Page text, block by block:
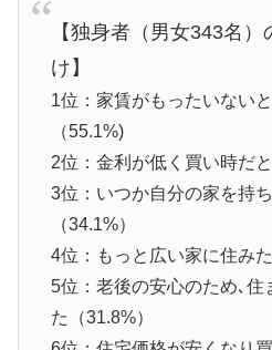
【独身者（男女343名
け】
1位：家賃がもったいない
（55.1%)
2位：金利が低く買い時だ
3位：いつか自分の家を持
（34.1%）
4位：もっと広い家に住み
5位：老後の安心のため､住
た（31.8%）